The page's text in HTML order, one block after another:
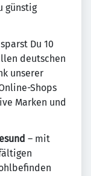
günstig
Du 10
deutschen
unserer
Shops
Marken und
– mit